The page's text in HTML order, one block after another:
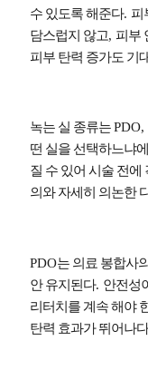
수 있도록 해준다. 피
담스럽지 않고, 피부
피부 탄력 증가도 기
녹는 실 종류는
떤 실을 선택하느냐
질 수 있어 시술 전에
의와 자세히 의논한
PDO는 의료 봉합사
안 유지된다. 안전성
리터치를 계속 해야
탄력 효과가 뛰어나다